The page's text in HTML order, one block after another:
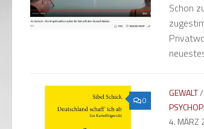
Schon
0
GEWALT/
4. MÄRZ